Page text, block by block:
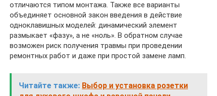
отличаются типом монтажа. Также все варианты
объединяет основной закон введения в действие
одноклавишных моделей: динамический элемент
размыкает «фазу», а не «ноль». В обратном случае
возможен риск получения травмы при проведении
ремонтных работ и даже при простой замене ламп.
Читайте также: Выбор и установка розетки